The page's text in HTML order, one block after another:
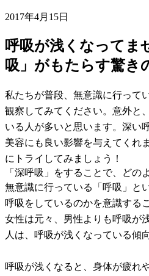
2017年4月15日
呼吸が浅くなってま
吸」がもたらす驚き
私たちが普段、無意識に行って
観察してみてください。意外と
いる人が多いと思います。深い
美容にも良い影響を与えてくれ
にトライしてみましょう！
「深呼吸」をすることで、どの
無意識に行っている「呼吸」と
呼吸をしているのかを意識する
女性は元々、男性よりも呼吸が
人は、呼吸が浅くなっている傾
呼吸が浅くなると、身体が疲れ